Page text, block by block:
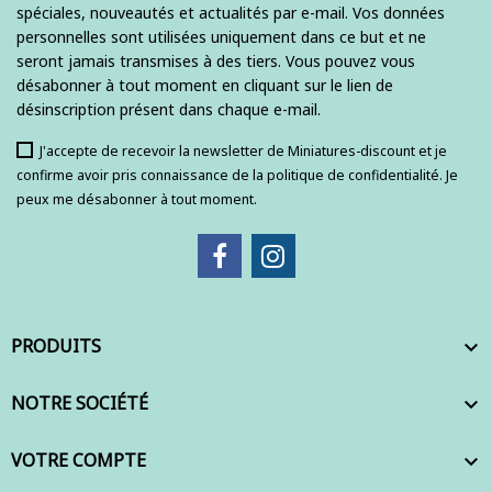
spéciales, nouveautés et actualités par e-mail. Vos données
personnelles sont utilisées uniquement dans ce but et ne
seront jamais transmises à des tiers. Vous pouvez vous
désabonner à tout moment en cliquant sur le lien de
désinscription présent dans chaque e-mail.
J'accepte de recevoir la newsletter de Miniatures-discount et je
confirme avoir pris connaissance de la politique de confidentialité. Je
peux me désabonner à tout moment.
PRODUITS 
NOTRE SOCIÉTÉ 
VOTRE COMPTE 